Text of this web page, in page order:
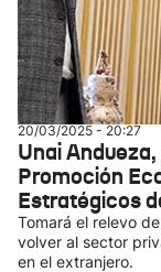
20/03/2025 - 20:27
Unai
Promoción
Estratégicos
Tomará el relevo
volver al sector
en el extranjero.